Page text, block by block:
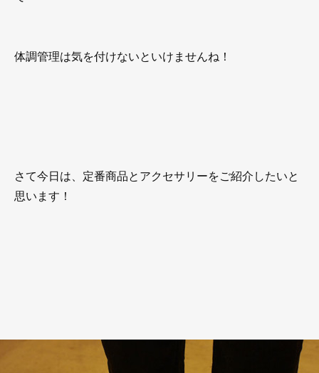
体調管理は気を付けないといけませんね！
さて今日は、定番商品とアクセサリーをご紹介したいと
思います！